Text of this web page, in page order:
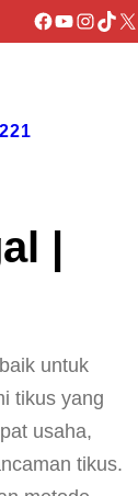
Facebook
YouTubeX
|
untuk
tikus yang
usaha,
tikus.